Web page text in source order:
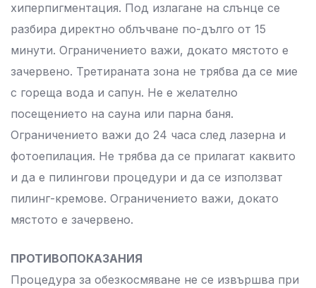
хиперпигментация. Под излагане на слънце се
разбира директно облъчване по-дълго от 15
минути. Ограничението важи, докато мястото е
зачервено. Третираната зона не трябва да се мие
с гореща вода и сапун. Не е желателно
посещението на сауна или парна баня.
Ограничението важи до 24 часа след лазерна и
фотоепилация. Не трябва да се прилагат каквито
и да е пилингови процедури и да се използват
пилинг-кремове. Ограничението важи, докато
мястото е зачервено.
ПРОТИВОПОКАЗАНИЯ
Процедура за обезкосмяване не се извършва при